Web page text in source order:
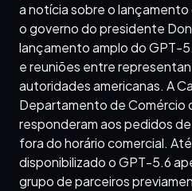
a notícia sobre o
o governo do presidente
lançamento amplo do GPT-
e reuniões entre
autoridades americanas. A
Departamento de Comércio
responderam aos pedidos
fora do horário comercial.
disponibilizado o GPT-5.6
grupo de parceiros